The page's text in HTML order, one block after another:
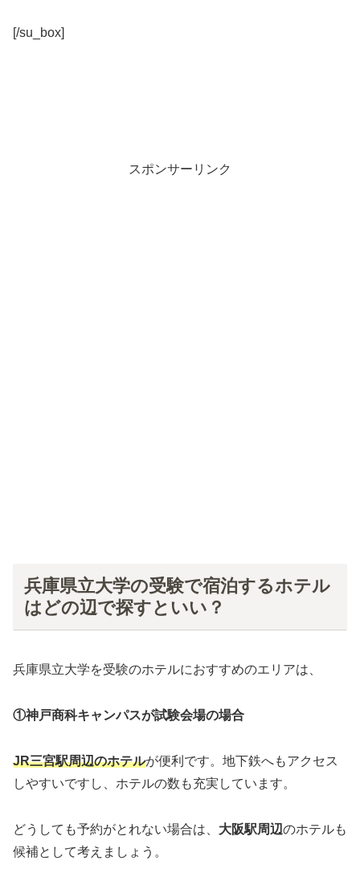
[/su_box]
スポンサーリンク
兵庫県立大学の受験で宿泊するホテル
はどの辺で探すといい？
兵庫県立大学を受験のホテルにおすすめのエリアは、
①神戸商科キャンパスが試験会場の場合
JR三宮駅周辺のホテルが便利です。地下鉄へもアクセス
しやすいですし、ホテルの数も充実しています。
どうしても予約がとれない場合は、 大阪駅周辺のホテルも
候補として考えましょう。